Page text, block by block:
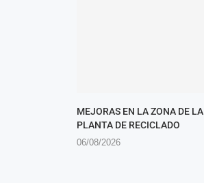
MEJORAS EN LA ZONA DE LA
PLANTA DE RECICLADO
06/08/2026